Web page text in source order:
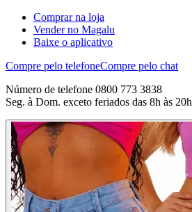
Comprar na loja
Vender no Magalu
Baixe o aplicativo
Compre pelo telefoneCompre pelo chat
Número de telefone 0800 773 3838
Seg. à Dom. exceto feriados das 8h às 20h